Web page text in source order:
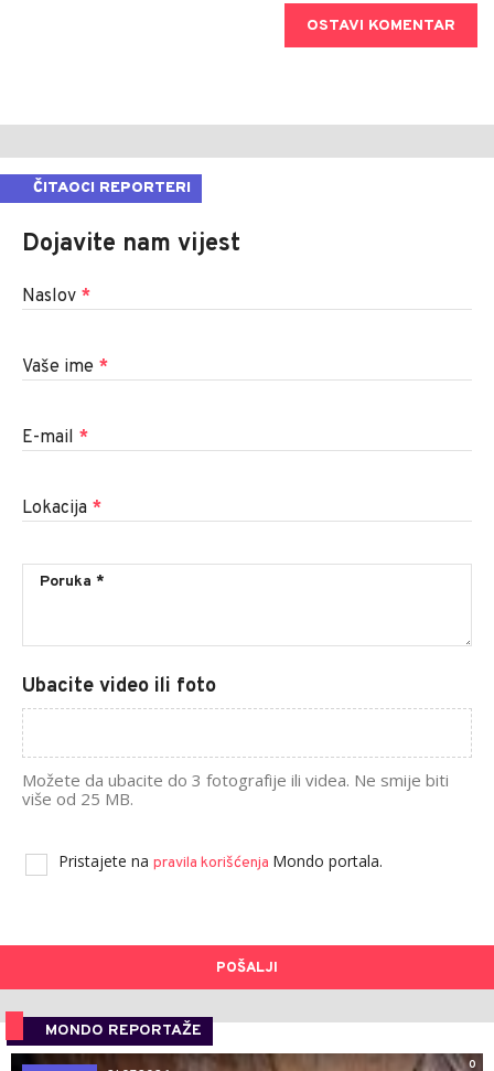
OSTAVI KOMENTAR
ČITAOCI REPORTERI
Dojavite nam vijest
Naslov *
Vaše ime *
E-mail *
Lokacija *
Ubacite video ili foto
Možete da ubacite do 3 fotografije ili videa. Ne smije biti
više od 25 MB.
Pristajete na pravila korišćenja Mondo portala.
POŠALJI
MONDO REPORTAŽE
0